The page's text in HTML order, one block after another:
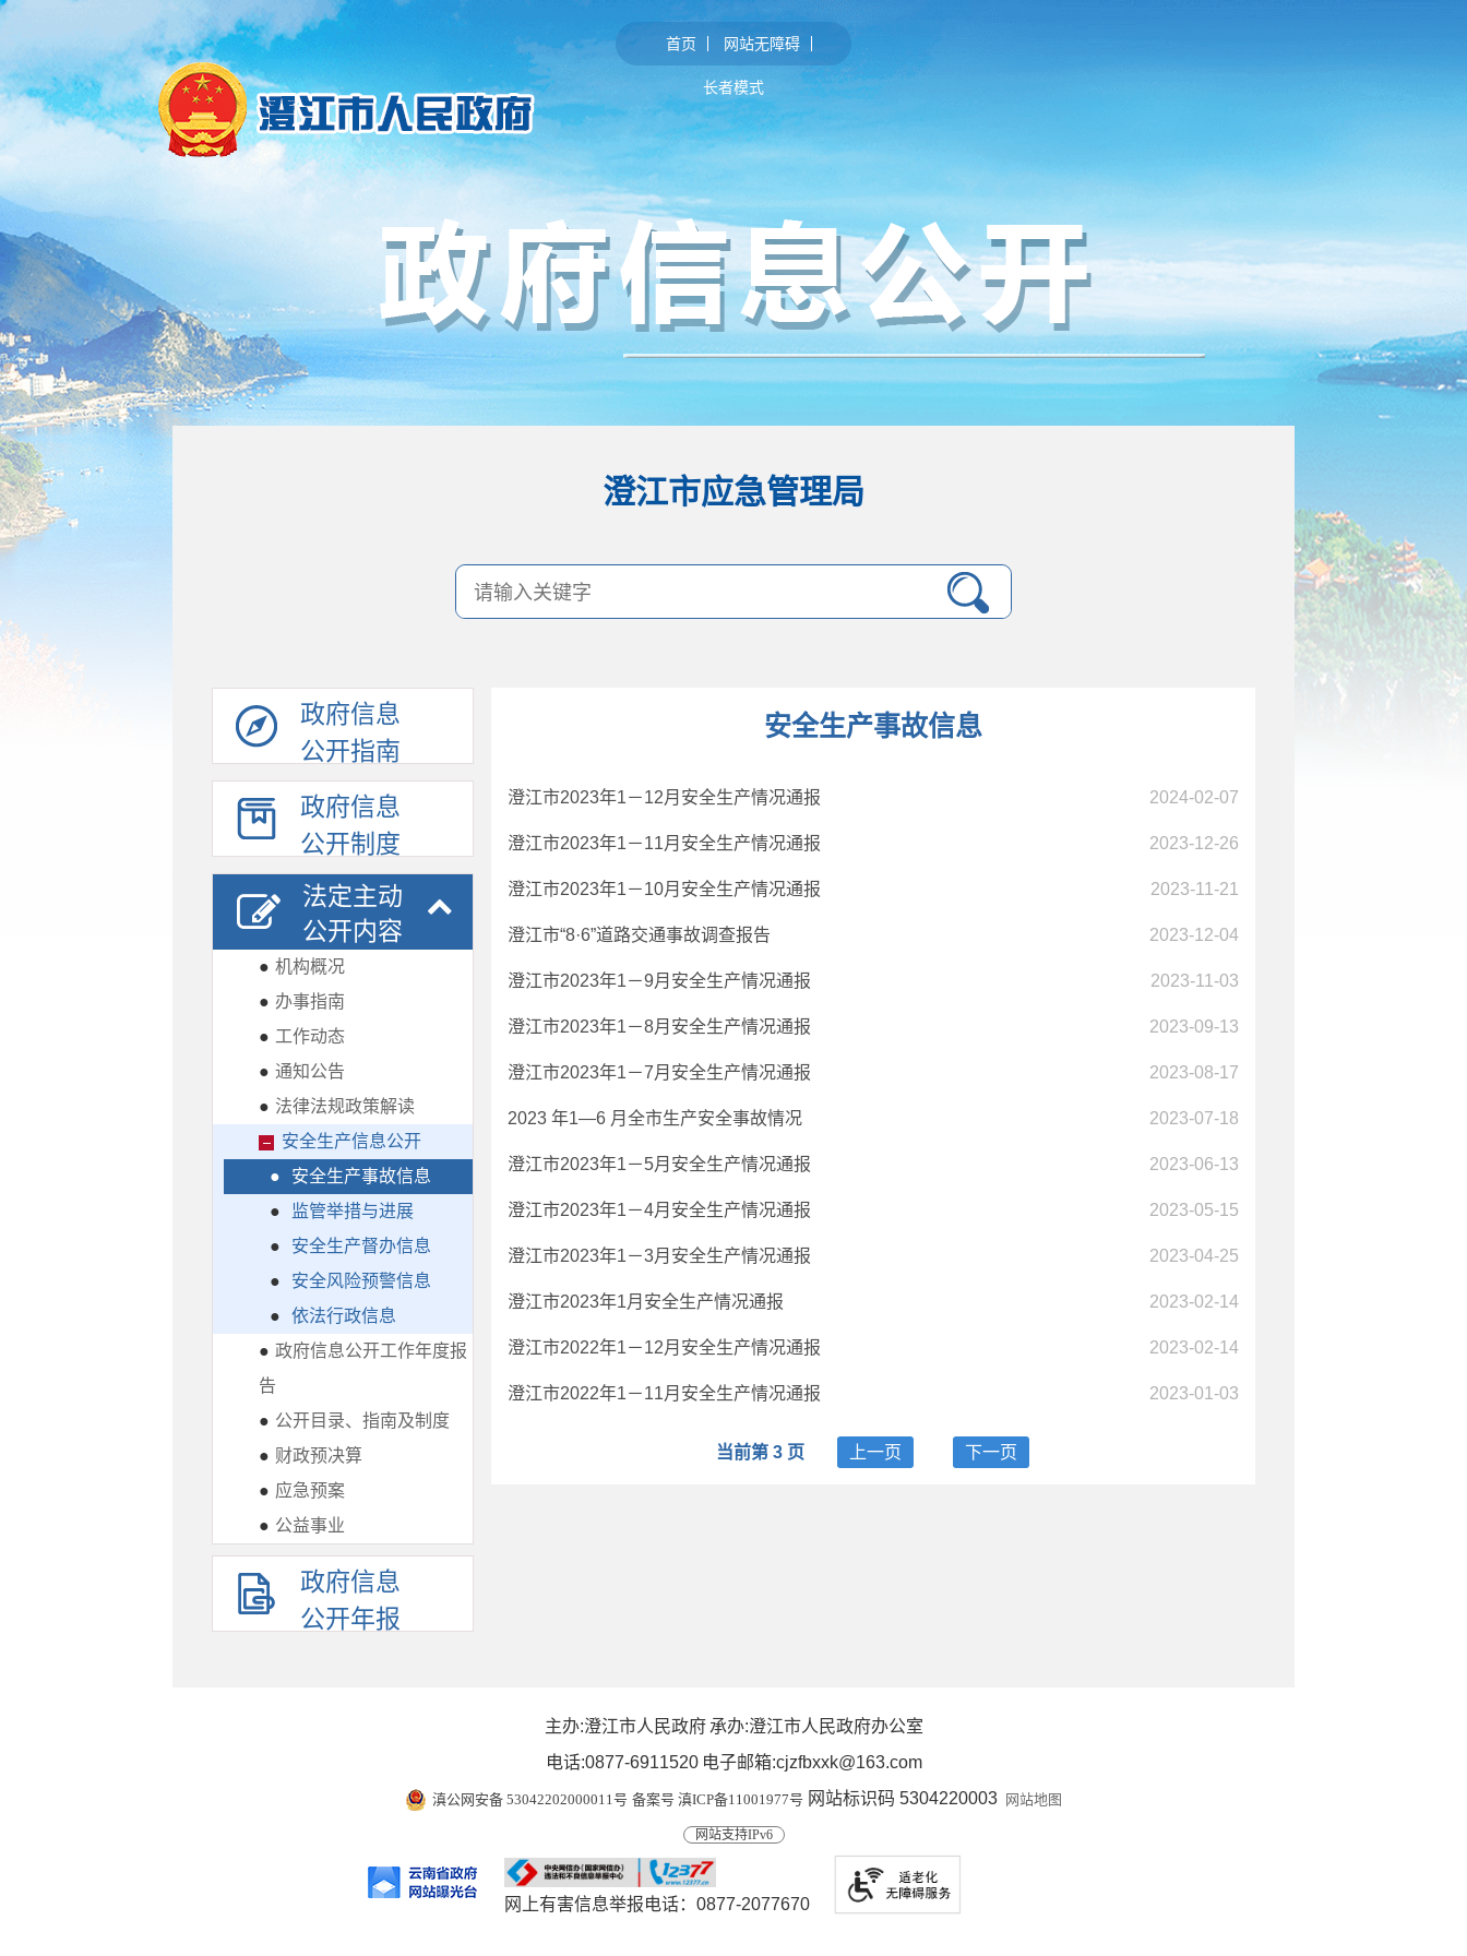
首页 网站无障碍
长者模式
澄江市应急管理局
安全生产事故信息
政府信息
公开指南
政府信息
公开制度
法定主动
公开内容
● 机构概况
● 办事指南
● 工作动态
● 通知公告
● 法律法规政策解读
安全生产信息公开
●
安全生产事故信息
●
监管举措与进展
●
安全生产督办信息
●
安全风险预警信息
●
依法行政信息
● 政府信息公开工作年度报
告
● 公开目录、指南及制度
● 财政预决算
● 应急预案
● 公益事业
政府信息
公开年报
澄江市2023年1－12月安全生产情况通报 2024-02-07
澄江市2023年1－11月安全生产情况通报 2023-12-26
澄江市2023年1－10月安全生产情况通报 2023-11-21
澄江市“8·6”道路交通事故调查报告 2023-12-04
澄江市2023年1－9月安全生产情况通报 2023-11-03
澄江市2023年1－8月安全生产情况通报 2023-09-13
澄江市2023年1－7月安全生产情况通报 2023-08-17
2023 年1—6 月全市生产安全事故情况 2023-07-18
澄江市2023年1－5月安全生产情况通报 2023-06-13
澄江市2023年1－4月安全生产情况通报 2023-05-15
澄江市2023年1－3月安全生产情况通报 2023-04-25
澄江市2023年1月安全生产情况通报 2023-02-14
澄江市2022年1－12月安全生产情况通报 2023-02-14
澄江市2022年1－11月安全生产情况通报 2023-01-03
当前第 3 页 上一页 下一页
主办:澄江市人民政府 承办:澄江市人民政府办公室
电话:0877-6911520 电子邮箱:cjzfbxxk@163.com
滇公网安备 53042202000011号 备案号 滇ICP备11001977号 网站标识码 5304220003 网站地图
网站支持IPv6
网上有害信息举报电话：0877-2077670